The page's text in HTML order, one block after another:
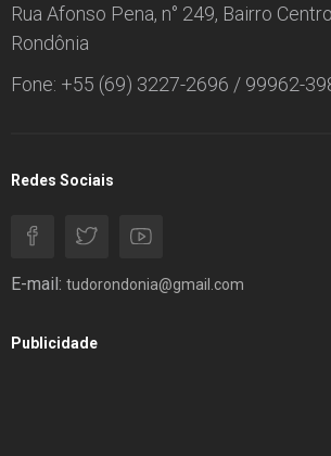
Rua Afonso Pena, n° 249, Bairro
Rondônia
Fone: +55 (69) 3227-2696 / 99962-
Redes Sociais
E-mail: tudorondonia@gmail.com
Publicidade